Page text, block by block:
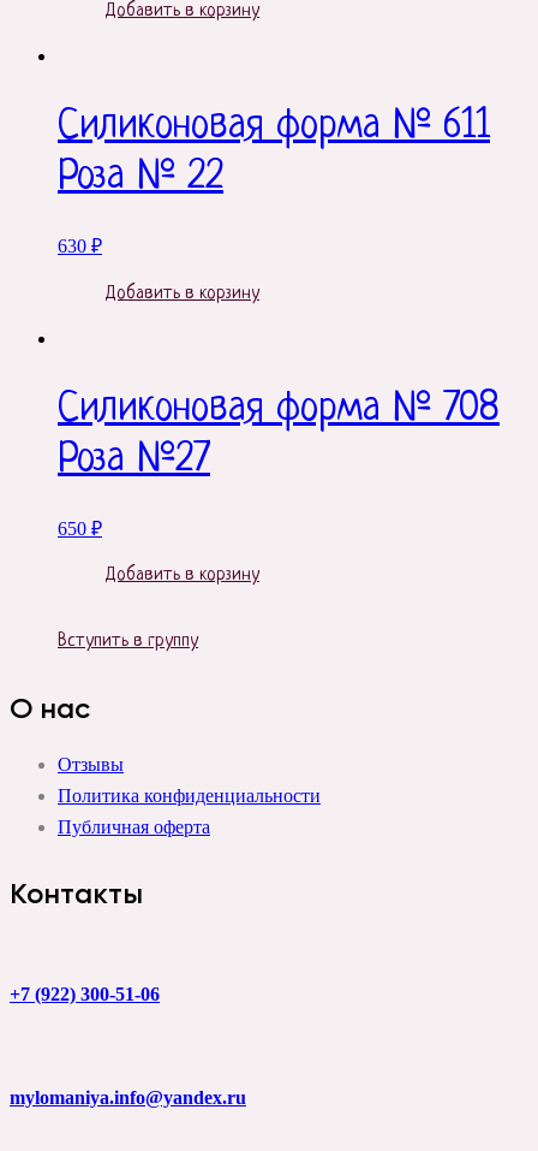
Добавить в корзину
Силиконовая форма № 611
Роза № 22
630 ₽
Добавить в корзину
Силиконовая форма № 708
Роза №27
650 ₽
Добавить в корзину
Вступить в группу
О нас
Отзывы
Политика конфиденциальности
Публичная оферта
Контакты
+7 (922) 300-51-06
mylomaniya.info@yandex.ru